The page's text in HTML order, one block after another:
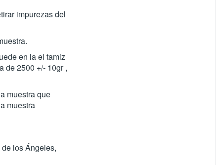
impurezas del
en la el tamiz
de 2500 +/- 10gr ,
muestra que
muestra
los Ángeles,